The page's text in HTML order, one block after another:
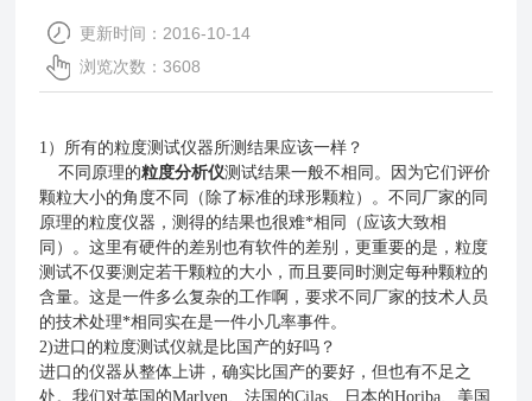
更新时间：2016-10-14
浏览次数：3608
1）所有的粒度测试仪器所测结果应该一样？
不同原理的粒度分析仪测试结果一般不相同。因为它们评价
颗粒大小的角度不同（除了标准的球形颗粒）。不同厂家的同
原理的粒度仪器，测得的结果也很难*相同（应该大致相
同）。这里有硬件的差别也有软件的差别，更重要的是，粒度
测试不仅要测定若干颗粒的大小，而且要同时测定每种颗粒的
含量。这是一件多么复杂的工作啊，要求不同厂家的技术人员
的技术处理*相同实在是一件小几率事件。
2)进口的粒度测试仪就是比国产的好吗？
进口的仪器从整体上讲，确实比国产的要好，但也有不足之
处。我们对英国的Marlven、法国的Cilas、日本的Horiba、美国